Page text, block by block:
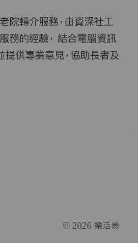
院轉介服務，由資深社工
務的經驗， 結合電腦資訊
提供專業意見，協助長者及
© 2026 樂活易